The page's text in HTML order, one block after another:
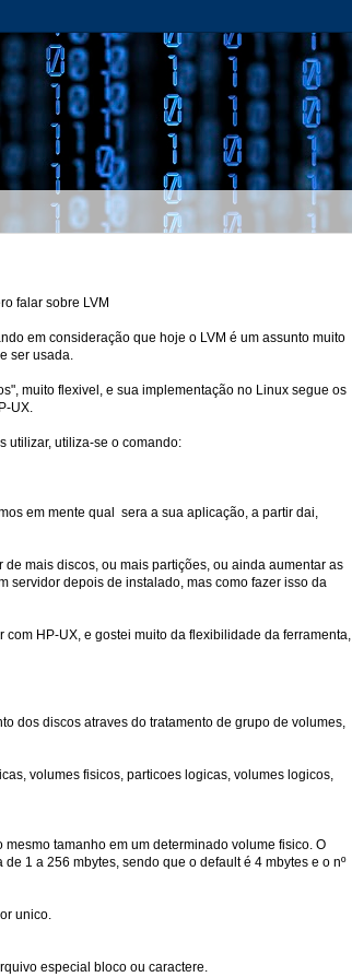
falar sobre LVM
em consideração que hoje o LVM é um assunto muito
ser usada.
muito flexivel, e sua implementação no Linux segue os
UX.
utilizar, utiliza-se o comando:
em mente qual sera a sua aplicação, a partir dai,
mais discos, ou mais partições, ou ainda aumentar as
servidor depois de instalado, mas como fazer isso da
HP-UX, e gostei muito da flexibilidade da ferramenta,
dos discos atraves do tratamento de grupo de volumes,
volumes fisicos, particoes logicas, volumes logicos,
tamanho em um determinado volume fisico. O
1 a 256 mbytes, sendo que o default é 4 mbytes e o nº
unico.
especial bloco ou caractere.